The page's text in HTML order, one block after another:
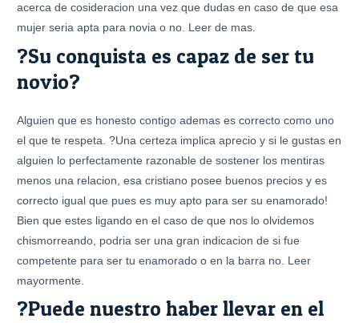
acerca de cosideracion una vez que dudas en caso de que esa
mujer seri­a apta para novia o no. Leer de mas.
?Su conquista es capaz de ser tu
novio?
Alguien que es honesto contigo ademas es correcto como uno
el que te respeta. ?Una certeza implica aprecio y si le gustas en
alguien lo perfectamente razonable de sostener los mentiras
menos una relacion, esa cristiano posee buenos precios y es
correcto igual que pues es muy apto para ser su enamorado!
Bien que estes ligando en el caso de que nos lo olvidemos
chismorreando, podria ser una gran indicacion de si fue
competente para ser tu enamorado o en la barra no. Leer
mayormente.
?Puede nuestro haber llevar en el